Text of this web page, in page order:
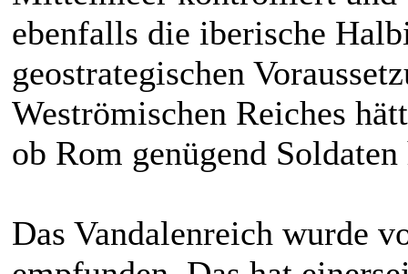
ebenfalls die iberische
geostrategischen
Weströmischen Reiches
ob Rom genügend
Das Vandalenreich wurde